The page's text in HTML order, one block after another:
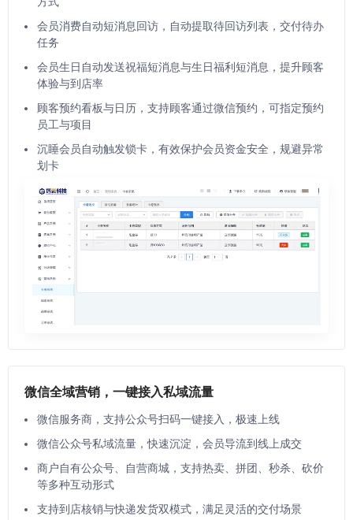
会员消费自动短消息回访，自动提取待回访列表，交付待办
任务
会员生日自动发送祝福短消息与生日福利短消息，提升顾客
体验与到店率
顾客预约看板与日历，支持顾客通过微信预约，可指定预约
员工与项目
沉睡会员自动触发锁卡，有效保护会员资金安全，规避异常
划卡
微信全域营销，一键接入私域流量
微信服务商，支持公众号扫码一键接入，极速上线
微信公众号私域流量，快速沉淀，会员导流到线上成交
商户自有公众号、自营商城，支持热卖、拼团、秒杀、砍价
等多种互动形式
支持到店核销与快递发货双模式，满足灵活的交付场景